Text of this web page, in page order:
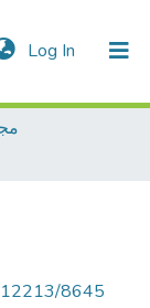
Log In (current)
8645